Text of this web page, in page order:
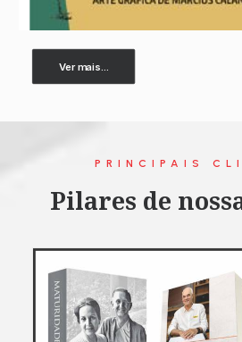
Ver mais...
PRINCIPAIS
Pilares de